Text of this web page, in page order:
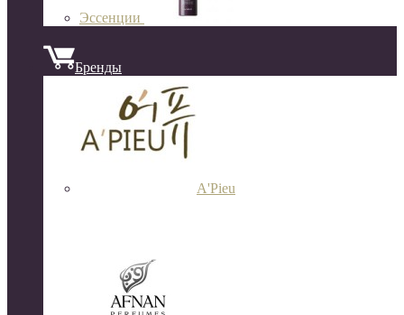
Эссенции
Бренды
A'Pieu